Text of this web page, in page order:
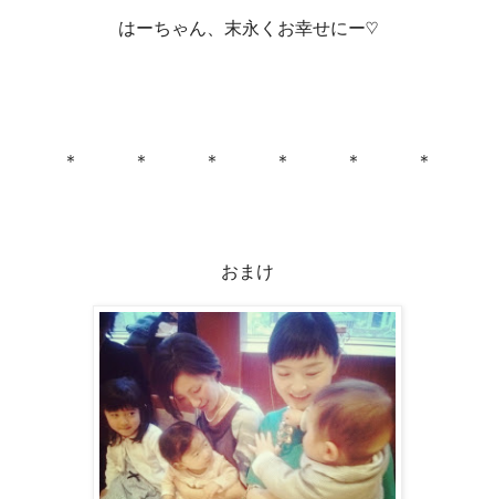
はーちゃん、末永くお幸せにー♡
＊ ＊ ＊ ＊ ＊ ＊
おまけ